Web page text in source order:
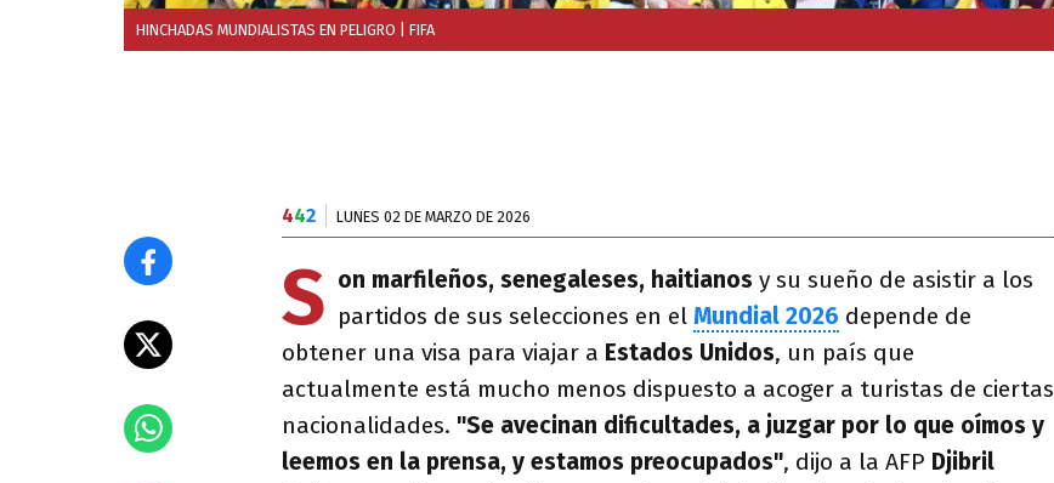
HINCHADAS MUNDIALISTAS EN PELIGRO | FIFA
442 LUNES 02 DE MARZO DE 2026
S on marfileños, senegaleses, haitianos y su sueño de asistir a los
partidos de sus selecciones en el Mundial 2026 depende de
obtener una visa para viajar a Estados Unidos, un país que
actualmente está mucho menos dispuesto a acoger a turistas de ciertas
nacionalidades. "Se avecinan dificultades, a juzgar por lo que oímos y
leemos en la prensa, y estamos preocupados", dijo a la AFP Djibril